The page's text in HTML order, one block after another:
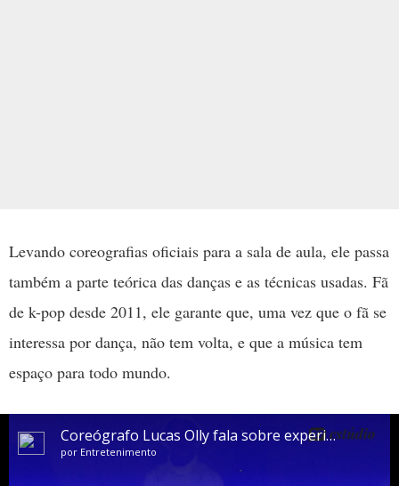
Levando coreografias oficiais para a sala de aula, ele passa
também a parte teórica das danças e as técnicas usadas. Fã
de k-pop desde 2011, ele garante que, uma vez que o fã se
interessa por dança, não tem volta, e que a música tem
espaço para todo mundo.